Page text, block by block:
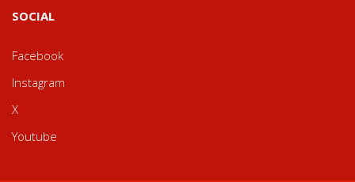
SOCIAL
Facebook
Instagram
X
Youtube